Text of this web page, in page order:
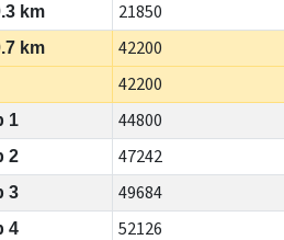
km 21850
km 42200
42200
1 44800
2 47242
3 49684
4 52126